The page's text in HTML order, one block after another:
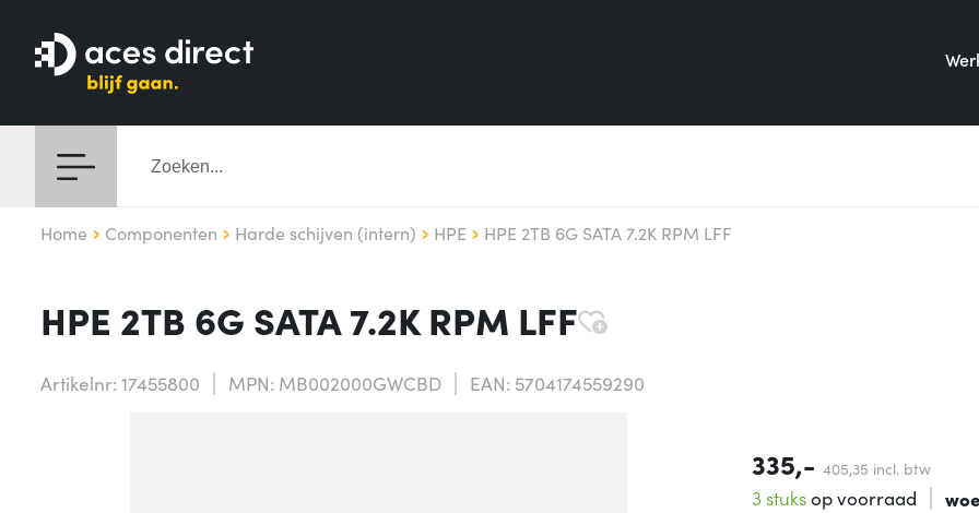
Home Componenten Harde schijven (intern) HPE HPE 2TB 6G SATA 7.2K RPM LFF
HPE 2TB 6G SATA 7.2K RPM LFF
Artikelnr: 17455800 MPN: MB002000GWCBD EAN: 5704174559290
335,- 405,35 incl. btw
3 stuksop voorraad